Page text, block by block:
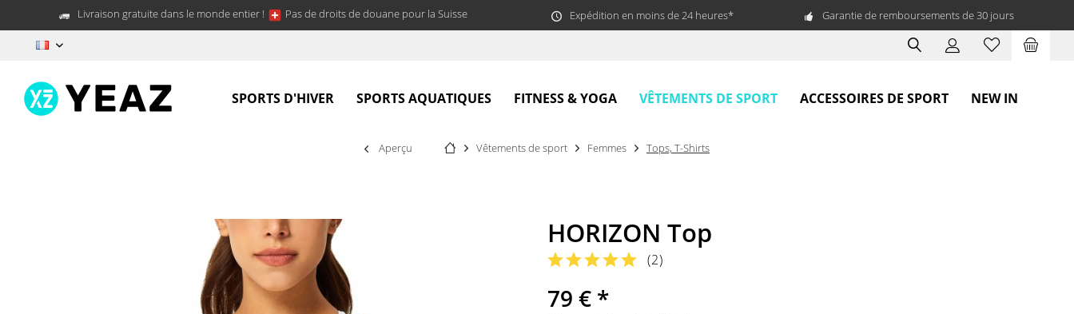
Livraison gratuite dans le monde entier ! Pas de droits de douane pour la Suisse Expédition en moins de 24 heures* Garantie de remboursements de 30 jours
SPORTS D'HIVER SPORTS AQUATIQUES FITNESS & YOGA VÊTEMENTS DE SPORT ACCESSOIRES DE SPORT NEW IN
Aperçu Vêtements de sport Femmes Tops, T-Shirts
HORIZON Top
(2)
79 € *